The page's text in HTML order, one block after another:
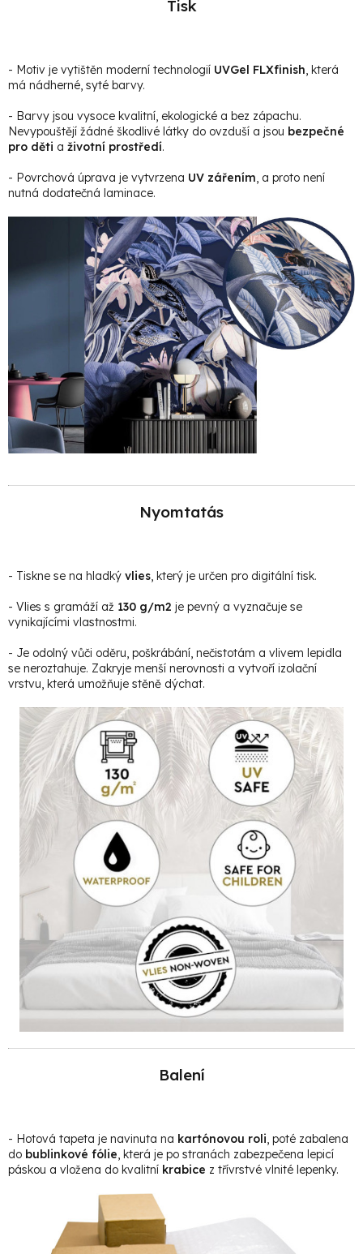
Tisk
- Motiv je vytištěn moderní technologií UVGel FLXfinish, která
má nádherné, syté barvy.
- Barvy jsou vysoce kvalitní, ekologické a bez zápachu.
Nevypouštějí žádné škodlivé látky do ovzduší a jsou bezpečné
pro děti a životní prostředí.
- Povrchová úprava je vytvrzena UV zářením, a proto není
nutná dodatečná laminace.
Nyomtatás
- Tiskne se na hladký vlies, který je určen pro digitální tisk.
- Vlies s gramáží až 130 g/m2 je pevný a vyznačuje se
vynikajícími vlastnostmi.
- Je odolný vůči oděru, poškrábání, nečistotám a vlivem lepidla
se neroztahuje. Zakryje menší nerovnosti a vytvoří izolační
vrstvu, která umožňuje stěně dýchat.
Balení
- Hotová tapeta je navinuta na kartónovou roli, poté zabalena
do bublinkové fólie, která je po stranách zabezpečena lepicí
páskou a vložena do kvalitní krabice z třívrstvé vlnité lepenky.